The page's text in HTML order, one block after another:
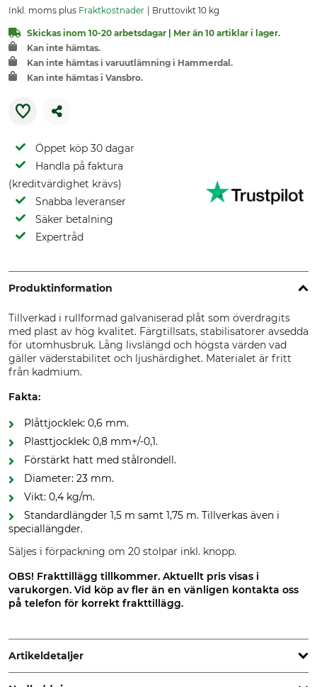
Inkl. moms plus Fraktkostnader Bruttovikt 10 kg
Skickas inom 10-20 arbetsdagar | Mer än 10 artiklar i lager.
Kan inte hämtas.
Kan inte hämtas i varuutlämning i Hammerdal.
Kan inte hämtas i Vansbro.
Öppet köp 30 dagar
Handla på faktura
(kreditvärdighet krävs)
Snabba leveranser
Säker betalning
Expertråd
Produktinformation
Tillverkad i rullformad galvaniserad plåt som överdragits
med plast av hög kvalitet. Färgtillsats, stabilisatorer avsedda
för utomhusbruk. Lång livslängd och högsta värden vad
gäller väderstabilitet och ljushärdighet. Materialet är fritt
från kadmium.
Fakta:
Plåttjocklek: 0,6 mm.
Plasttjocklek: 0,8 mm+/-0,1.
Förstärkt hatt med stålrondell.
Diameter: 23 mm.
Vikt: 0,4 kg/m.
Standardlängder 1,5 m samt 1,75 m. Tillverkas även i
speciallängder.
Säljes i förpackning om 20 stolpar inkl. knopp.
OBS! Frakttillägg tillkommer. Aktuellt pris visas i
varukorgen. Vid köp av fler än en vänligen kontakta oss
på telefon för korrekt frakttillägg.
Artikeldetaljer